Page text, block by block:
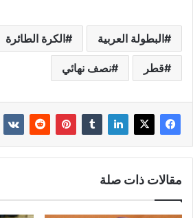
البطولة العربية الكرة الطائرة
قطر نصف نهائي
مقالات ذات صلة